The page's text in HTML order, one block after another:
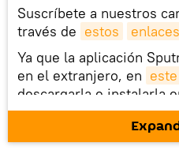
Suscríbete a nuestros
través de estos enlaces
Ya que la aplicación
en el extranjero, en
descargarla e instalarla
móvil (¡solo para
También tenemos una